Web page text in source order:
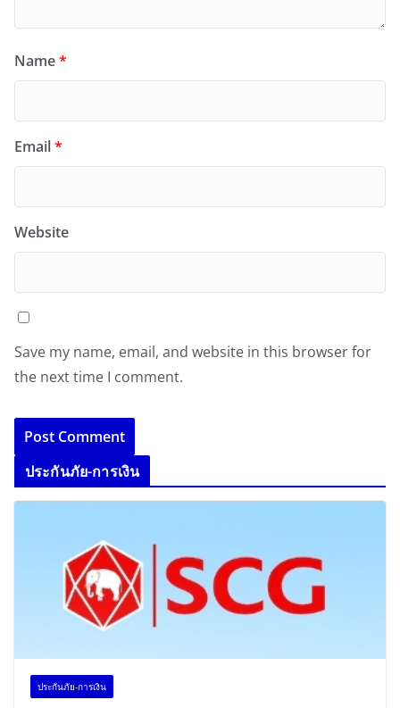
Name*
Email*
Website
Save my name, email, and website in this browser for
the next time I comment.
ประกันภัย-การเงิน
ประกันภัย-การเงิน